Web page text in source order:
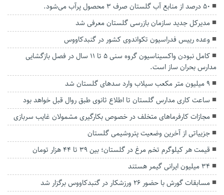
۵۰ درصد از منابع آب گلستان صرف ۳ محصول پرآب می‌شود.
مدیرکل جدید سازمان بازرسی گلستان معرفی شد
وعده رییس فدراسیون تکواندوی کشور در گنبدکاووس
کامل نبودن واکسیناسیون گروه سنی ۵ تا ۱۱ سال در فصل بازگشایی
مدارس بحران ساز است.
۹ میلیون متر مکعب سیلاب وارد سد‌های گلستان شد
ساعت کاری مدارس گلستان تا اطلاع ثانوی طبق روال قبل خواهد بود
مجازات کارفرما‌های متخلف در خصوص بکارگیری مشمولان غایب سربازی
جزییاتی از آخرین وضعیت پتروشیمی گلستان
قیمت هر کیلوگرم تخم مرغ در گلستان؛ بین ۳۹ تا ۴۴ هزار تومان
۳۴ میلیون ایرانی گیمر هستند
مسابقات گورش با حضور ۲۶ ورزشکار در گنبدکاووس برگزار شد